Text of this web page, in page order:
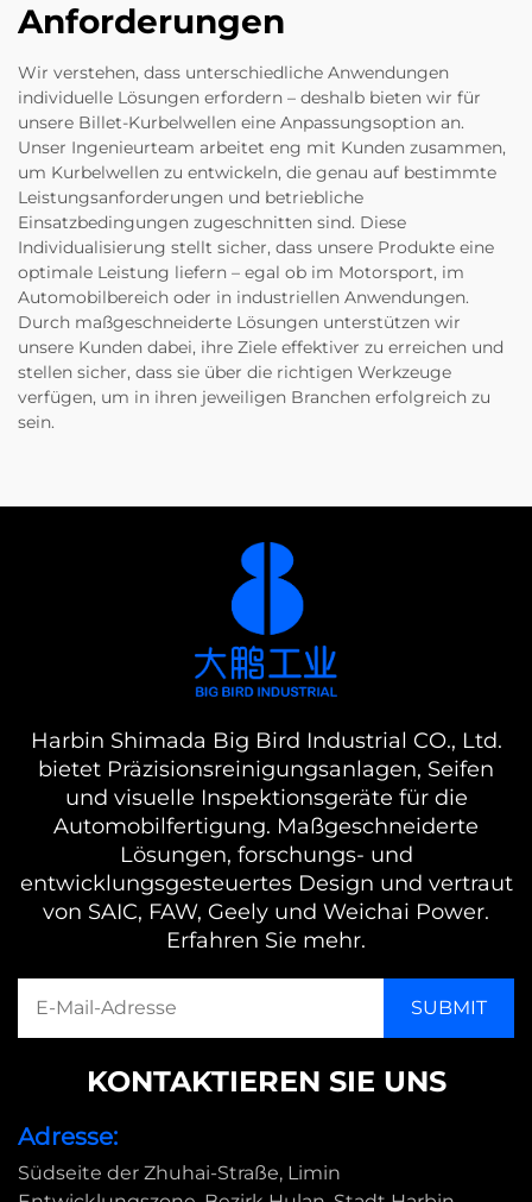
Anforderungen
Wir verstehen, dass unterschiedliche Anwendungen
individuelle Lösungen erfordern – deshalb bieten wir für
unsere Billet-Kurbelwellen eine Anpassungsoption an.
Unser Ingenieurteam arbeitet eng mit Kunden zusammen,
um Kurbelwellen zu entwickeln, die genau auf bestimmte
Leistungsanforderungen und betriebliche
Einsatzbedingungen zugeschnitten sind. Diese
Individualisierung stellt sicher, dass unsere Produkte eine
optimale Leistung liefern – egal ob im Motorsport, im
Automobilbereich oder in industriellen Anwendungen.
Durch maßgeschneiderte Lösungen unterstützen wir
unsere Kunden dabei, ihre Ziele effektiver zu erreichen und
stellen sicher, dass sie über die richtigen Werkzeuge
verfügen, um in ihren jeweiligen Branchen erfolgreich zu
sein.
Harbin Shimada Big Bird Industrial CO., Ltd.
bietet Präzisionsreinigungsanlagen, Seifen
und visuelle Inspektionsgeräte für die
Automobilfertigung. Maßgeschneiderte
Lösungen, forschungs- und
entwicklungsgesteuertes Design und vertraut
von SAIC, FAW, Geely und Weichai Power.
Erfahren Sie mehr.
KONTAKTIEREN SIE UNS
Adresse:
Südseite der Zhuhai-Straße, Limin